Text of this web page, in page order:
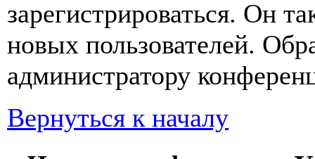
зарегистрироваться. Он
новых пользователей.
администратору
Вернуться к началу